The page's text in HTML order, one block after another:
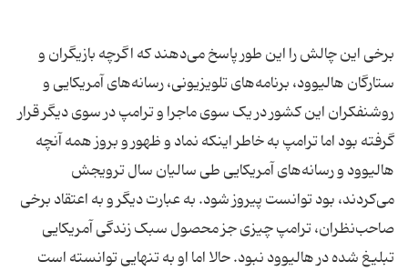
برخی این چالش را این طور پاسخ می‌دهند که اگرچه بازیگران و
ستارگان هالیوود، برنامه‌های تلویزیونی، رسانه‌های آمریکایی و
روشنفکران این کشور در یک سوی ماجرا و ترامپ در سوی دیگر قرار
گرفته بود اما ترامپ به خاطر اینکه نماد و ظهور و بروز همه آنچه
هالیوود و رسانه‌های آمریکایی طی سالیان سال ترویجش
می‌کردند، بود توانست پیروز شود. به عبارت دیگر و به اعتقاد برخی
صاحب‌نظران، ترامپ چیزی جز محصول سبک زندگی آمریکایی
تبلیغ شده در هالیوود نبود. حالا اما او به تنهایی توانسته است